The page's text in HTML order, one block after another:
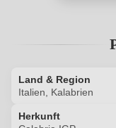
Land & Region
Italien, Kalabrien
Herkunft